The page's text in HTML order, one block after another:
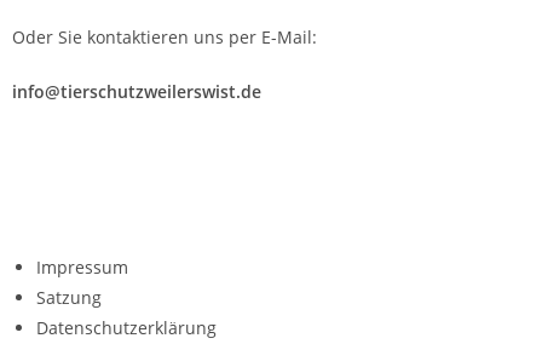
Oder Sie kontaktieren uns per E-Mail:
info@tierschutzweilerswist.de
Impressum
Satzung
Datenschutzerklärung